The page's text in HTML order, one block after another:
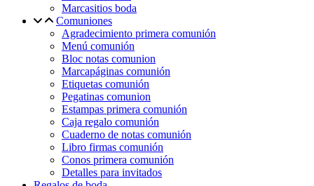
Marcasitios boda
Comuniones
Agradecimiento primera comunión
Menú comunión
Bloc notas comunion
Marcapáginas comunión
Etiquetas comunión
Pegatinas comunion
Estampas primera comunión
Caja regalo comunión
Cuaderno de notas comunión
Libro firmas comunión
Conos primera comunión
Detalles para invitados